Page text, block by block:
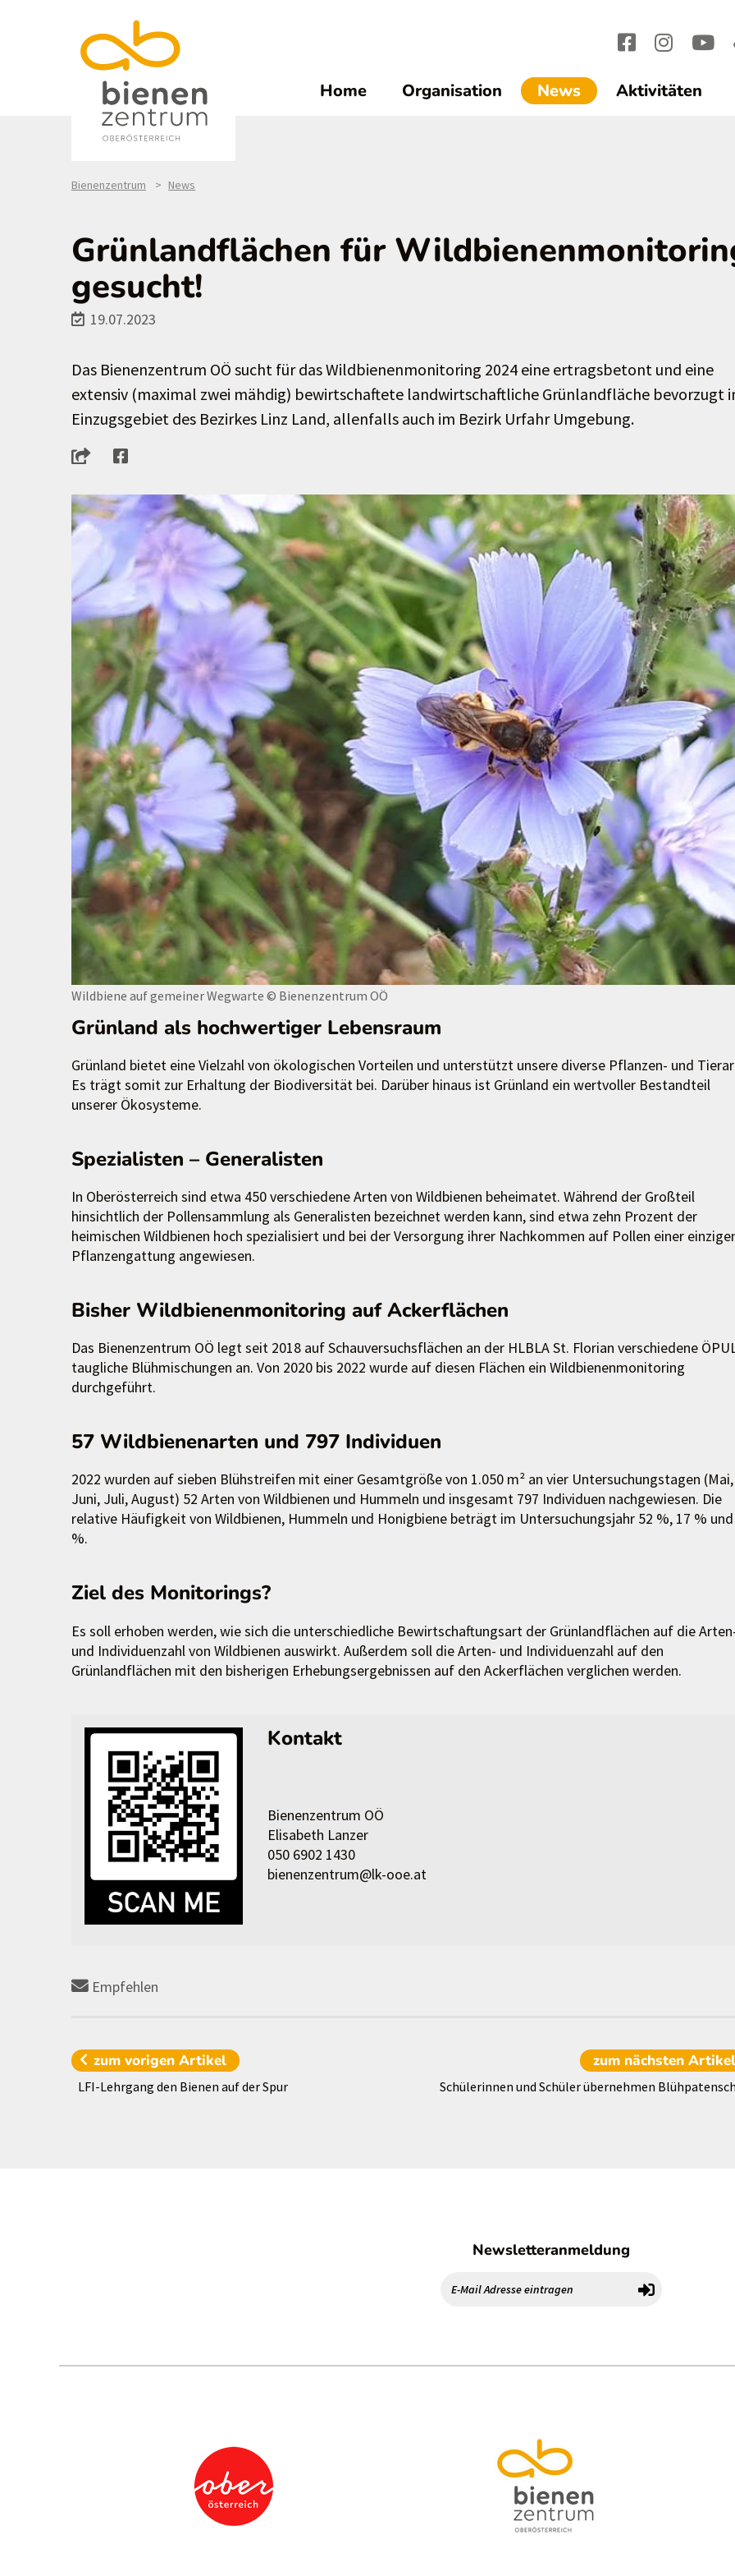
Home Organisation News(current)1
Aktivitäten
Bienenzentrum News
Grünlandflächen für
gesucht!
19.07.2023
Das Bienenzentrum OÖ sucht für das Wildbienenmonitoring 2024 eine ertragsbetont und eine
extensiv (maximal zwei mähdig) bewirtschaftete landwirtschaftliche Grünlandfläche bevorzugt
Einzugsgebiet des Bezirkes Linz Land, allenfalls auch im Bezirk Urfahr Umgebung.
Wildbiene auf gemeiner Wegwarte © Bienenzentrum OÖ
Grünland als hochwertiger Lebensraum
Grünland bietet eine Vielzahl von ökologischen Vorteilen und unterstützt unsere diverse Pflanzen- und
Es trägt somit zur Erhaltung der Biodiversität bei. Darüber hinaus ist Grünland ein wertvoller Bestandteil
unserer Ökosysteme.
Spezialisten – Generalisten
In Oberösterreich sind etwa 450 verschiedene Arten von Wildbienen beheimatet. Während der Großteil
hinsichtlich der Pollensammlung als Generalisten bezeichnet werden kann, sind etwa zehn Prozent der
heimischen Wildbienen hoch spezialisiert und bei der Versorgung ihrer Nachkommen auf Pollen einer
Pflanzengattung angewiesen.
Bisher Wildbienenmonitoring auf Ackerflächen
Das Bienenzentrum OÖ legt seit 2018 auf Schauversuchsflächen an der HLBLA St. Florian verschiedene
taugliche Blühmischungen an. Von 2020 bis 2022 wurde auf diesen Flächen ein Wildbienenmonitoring
durchgeführt.
57 Wildbienenarten und 797 Individuen
2022 wurden auf sieben Blühstreifen mit einer Gesamtgröße von 1.050 m² an vier Untersuchungstagen (Mai,
Juni, Juli, August) 52 Arten von Wildbienen und Hummeln und insgesamt 797 Individuen nachgewiesen. Die
relative Häufigkeit von Wildbienen, Hummeln und Honigbiene beträgt im Untersuchungsjahr 52 %, 17 %
%.
Ziel des Monitorings?
Es soll erhoben werden, wie sich die unterschiedliche Bewirtschaftungsart der Grünlandflächen auf die
und Individuenzahl von Wildbienen auswirkt. Außerdem soll die Arten- und Individuenzahl auf den
Grünlandflächen mit den bisherigen Erhebungsergebnissen auf den Ackerflächen verglichen werden.
Kontakt
Bienenzentrum OÖ
Elisabeth Lanzer
050 6902 1430
bienenzentrum@lk-ooe.at
Empfehlen
zum vorigenArtikel
LFI-Lehrgang den Bienen auf der Spur
zum nächsten Artikel
Schülerinnen und Schüler übernehmen
Newsletteranmeldung